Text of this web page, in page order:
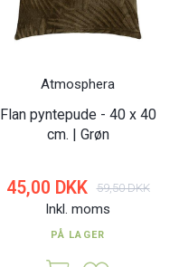
Atmosphera
Flan pyntepude - 40 x 40
cm. | Grøn
45,00 DKK 59,50 DKK
Inkl. moms
PÅ LAGER